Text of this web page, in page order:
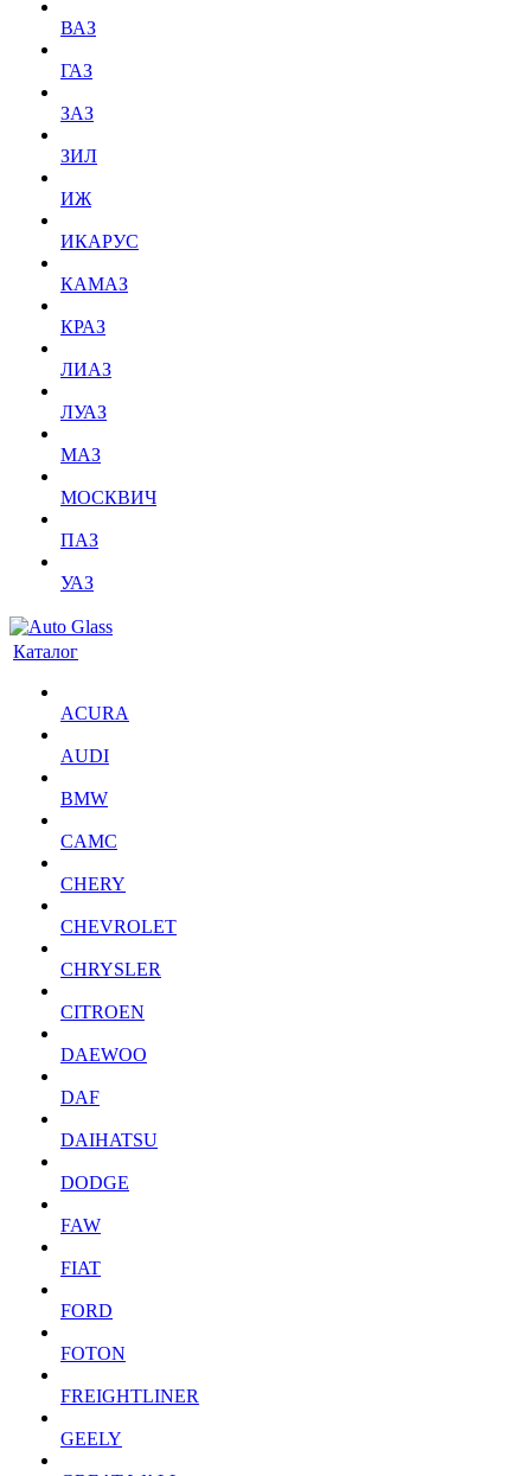
ВАЗ
ГАЗ
ЗАЗ
ЗИЛ
ИЖ
ИКАРУС
КАМАЗ
КРАЗ
ЛИАЗ
ЛУАЗ
МАЗ
МОСКВИЧ
ПАЗ
УАЗ
Каталог
ACURA
AUDI
BMW
CAMC
CHERY
CHEVROLET
CHRYSLER
CITROEN
DAEWOO
DAF
DAIHATSU
DODGE
FAW
FIAT
FORD
FOTON
FREIGHTLINER
GEELY